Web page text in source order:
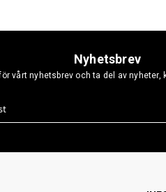
Nyhetsbrev
vårt nyhetsbrev och ta del av nyheter,